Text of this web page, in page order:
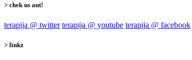
> chek us aut!
terapija @ twitter terapija @ youtube terapija @ facebook
> linkz